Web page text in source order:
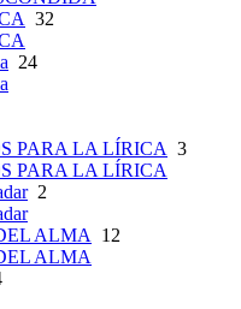
32
24
PARA LA LÍRICA 3
PARA LA LÍRICA
2
ALMA 12
ALMA